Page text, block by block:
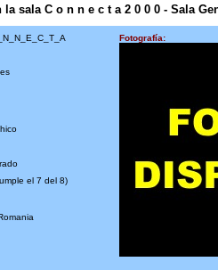
sala C o n n e c t a 2 0 0 0 - Sala
Fotografía:
el 7 del 8)